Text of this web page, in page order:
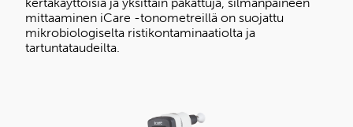
mittaaminen iCare -tonometreillä on suojattu
mikrobiologiselta ristikontaminaatiolta ja
tartuntataudeilta.